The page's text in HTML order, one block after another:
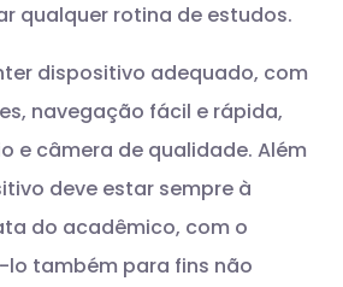
qualquer rotina de estudos.
dispositivo adequado, com
navegação fácil e rápida,
e câmera de qualidade. Além
deve estar sempre à
do acadêmico, com o
também para fins não